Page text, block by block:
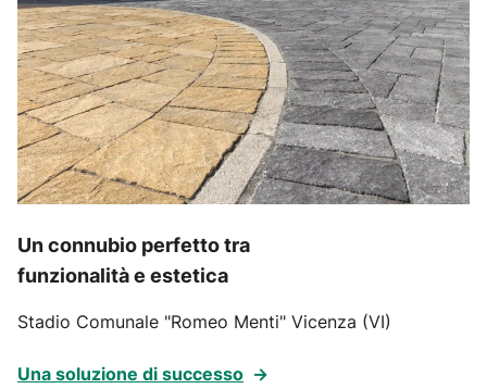
Un connubio perfetto tra
funzionalità e estetica
Stadio Comunale "Romeo Menti" Vicenza (VI)
Una soluzione di successo →